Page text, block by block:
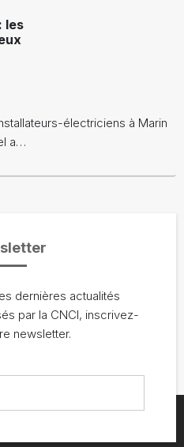
les
électriciens à Marin
a…
dernières actualités
par la CNCI, inscrivez-
newsletter.